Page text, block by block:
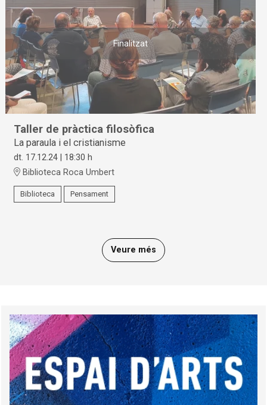
Finalitzat
Taller de pràctica filosòfica
La paraula i el cristianisme
dt. 17.12.24 | 18:30 h
Biblioteca Roca Umbert
Biblioteca Pensament
Veure més